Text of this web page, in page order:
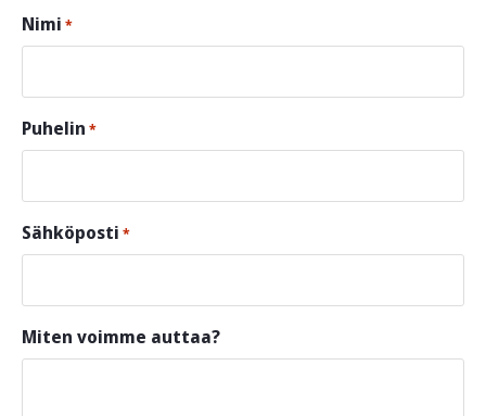
Nimi *
Puhelin *
Sähköposti *
Miten voimme auttaa?